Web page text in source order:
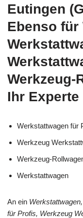
Eutingen
Ebenso für
Werkzeug-
Ihr Experte
Werkstattwagen für
Werkzeug
Werkzeug-
Werkstattwagen
An ein
für Profis, Werkzeug